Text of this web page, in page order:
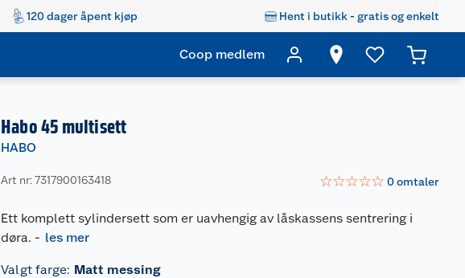
120 dager åpent kjøp Hent i butikk - gratis og enkelt
Coop medlem
Habo 45 multisett
HABO
Art nr: 7317900163418 ☆☆☆☆☆ 0omtaler
Ett komplett sylindersett som er uavhengig av låskassens sentrering i
døra. - les mer
Valgt farge: Matt messing